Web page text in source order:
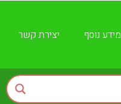
מידע נוסף יצירת קשר